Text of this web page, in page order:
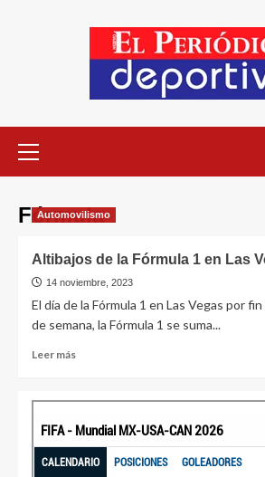
Fórmula
Automovilismo
Altibajos de la Fórmula 1 en Las
14 noviembre, 2023
El día de la Fórmula 1 en Las Vegas por
de semana, la Fórmula 1 se suma...
Leer más